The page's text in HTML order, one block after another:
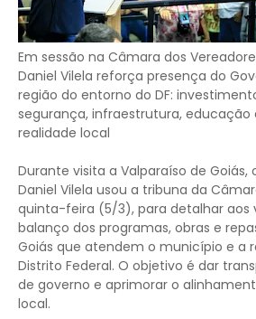
Em sessão na Câmara dos
Daniel Vilela reforça presença do
região do entorno do DF:
segurança, infraestrutura,
realidade local
Durante visita a Valparaíso de
Daniel Vilela usou a tribuna da
quinta-feira (5/3), para detalhar aos
balanço dos programas, obras e
Goiás que atendem o município e a
Distrito Federal. O objetivo é dar
de governo e aprimorar o
local.